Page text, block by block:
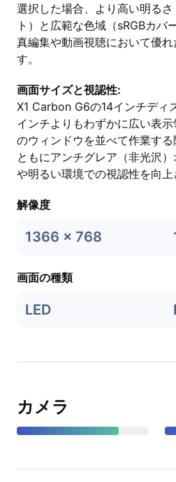
選択した場合、より高い明る
ト）と広範な色域（sRGBカバ
真編集や動画視聴において優
す。
画面サイズと視認性:
X1 Carbon G6の14インチディ
インチよりもわずかに広い表
のウィンドウを並べて作業す
ともにアンチグレア（非光沢
や明るい環境での視認性を向上
解像度
1366 x 768
画面の種類
LED
カメラ